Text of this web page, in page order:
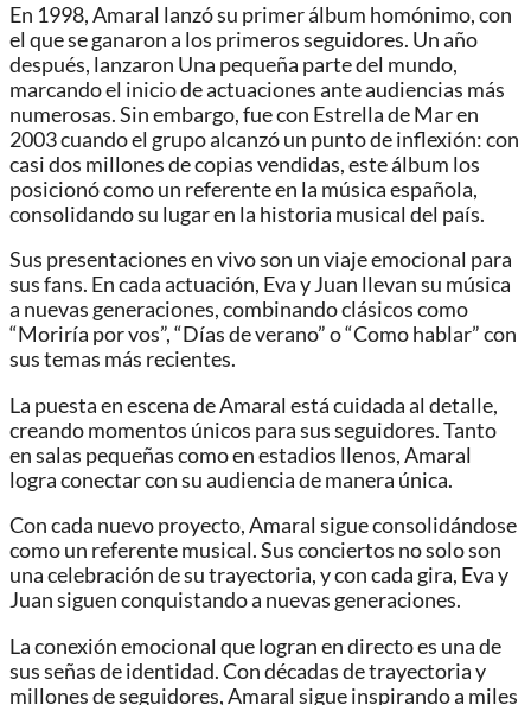
En 1998, Amaral lanzó su primer álbum homónimo, con
el que se ganaron a los primeros seguidores. Un año
después, lanzaron Una pequeña parte del mundo,
marcando el inicio de actuaciones ante audiencias más
numerosas. Sin embargo, fue con Estrella de Mar en
2003 cuando el grupo alcanzó un punto de inflexión: con
casi dos millones de copias vendidas, este álbum los
posicionó como un referente en la música española,
consolidando su lugar en la historia musical del país.
Sus presentaciones en vivo son un viaje emocional para
sus fans. En cada actuación, Eva y Juan llevan su música
a nuevas generaciones, combinando clásicos como
“Moriría por vos”, “Días de verano” o “Como hablar” con
sus temas más recientes.
La puesta en escena de Amaral está cuidada al detalle,
creando momentos únicos para sus seguidores. Tanto
en salas pequeñas como en estadios llenos, Amaral
logra conectar con su audiencia de manera única.
Con cada nuevo proyecto, Amaral sigue consolidándose
como un referente musical. Sus conciertos no solo son
una celebración de su trayectoria, y con cada gira, Eva y
Juan siguen conquistando a nuevas generaciones.
La conexión emocional que logran en directo es una de
sus señas de identidad. Con décadas de trayectoria y
millones de seguidores, Amaral sigue inspirando a miles